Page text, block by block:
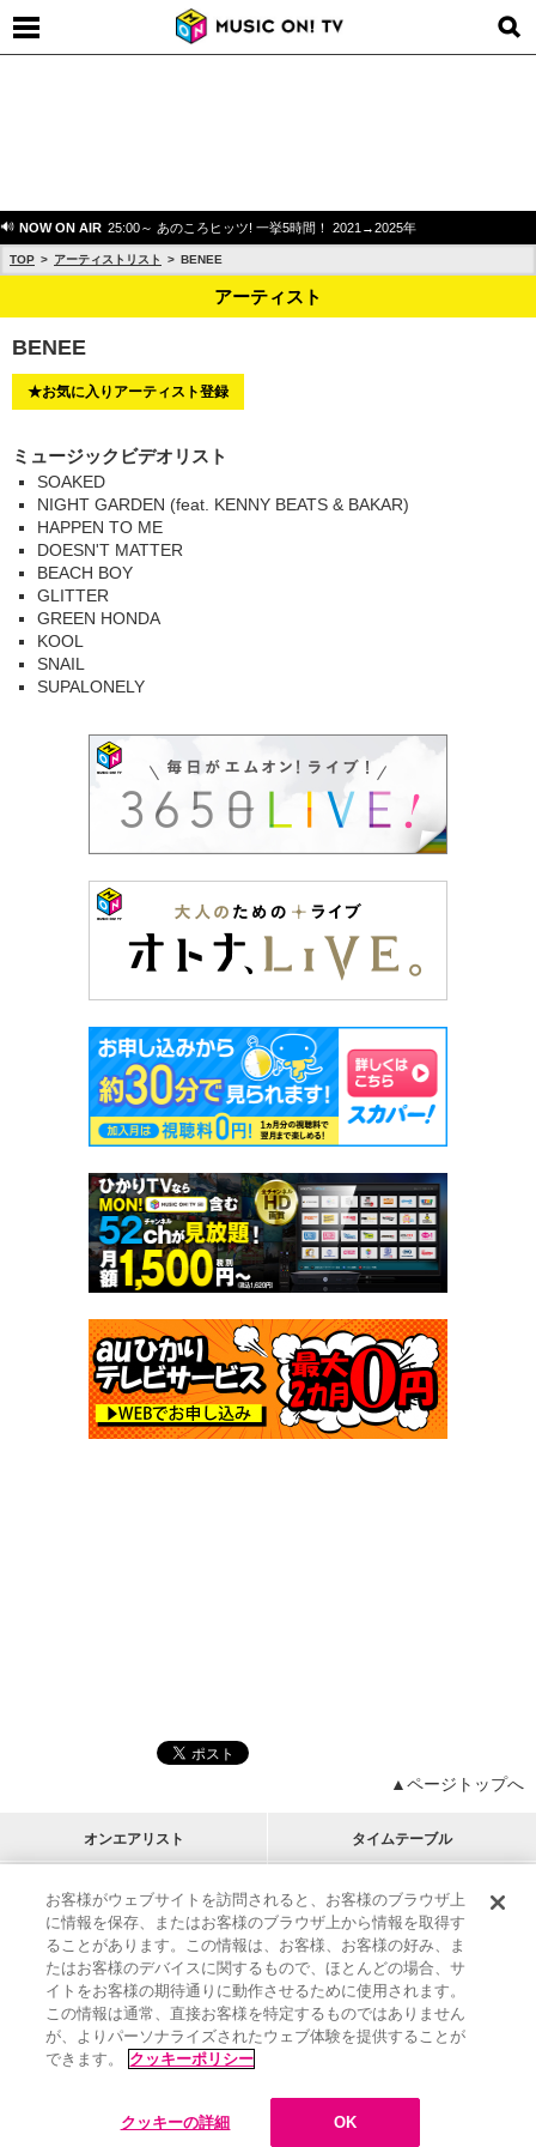
NOW ON AIR 25:00～ あのころヒッツ! 一挙5時間！ 2021→2025年
TOP アーティストリスト BENEE
アーティスト
BENEE
★お気に入りアーティスト登録
ミュージックビデオリスト
SOAKED
NIGHT GARDEN (feat. KENNY BEATS & BAKAR)
HAPPEN TO ME
DOESN'T MATTER
BEACH BOY
GLITTER
GREEN HONDA
KOOL
SNAIL
SUPALONELY
▲ページトップへ
オンエアリスト タイムテーブル
プログラムリスト チャート
アーティストリスト
M-ON!
RECOMMEND
リクエスト
インフォメーション | プレゼント&ご招待
MUSIC ON! TV（エムオン!）とは？ | サポート
サイト案内
| エムオン!友の会 | クッキーの詳細
お客様がウェブサイトを訪問されると、お客様のブラウザ上
に情報を保存、またはお客様のブラウザ上から情報を取得す
ることがあります。この情報は、お客様、お客様の好み、ま
たはお客様のデバイスに関するもので、ほとんどの場合、サ
イトをお客様の期待通りに動作させるために使用されます。
この情報は通常、直接お客様を特定するものではありません
が、よりパーソナライズされたウェブ体験を提供することが
できます。
クッキーポリシー
クッキーの詳細 OK